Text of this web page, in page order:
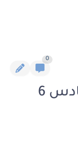
0
رواية عزيز الفصل السادس 6